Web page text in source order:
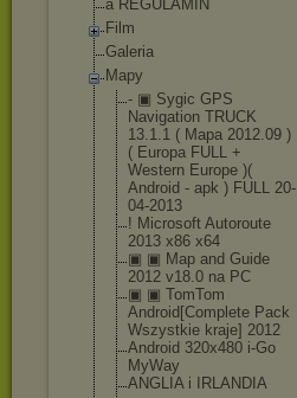
a REGULAMIN
Film
Galeria
Mapy
- ▣ Sygic GPS
Navigation TRUCK
13.1.1 ( Mapa 2012.09 )
( Europa FULL +
Western Europe )(
Android - apk ) FULL 20-
04-2013
! Microsoft Autoroute
2013 x86 x64
▣ ▣ Map and Guide
2012 v18.0 na PC
▣ ▣ TomTom
Android[Complete Pack
Wszystkie kraje] 2012
Android 320x480 i-Go
MyWay
ANGLIA i IRLANDIA